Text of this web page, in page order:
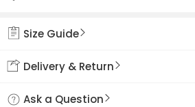
Size Guide
Delivery & Return
Ask a Question